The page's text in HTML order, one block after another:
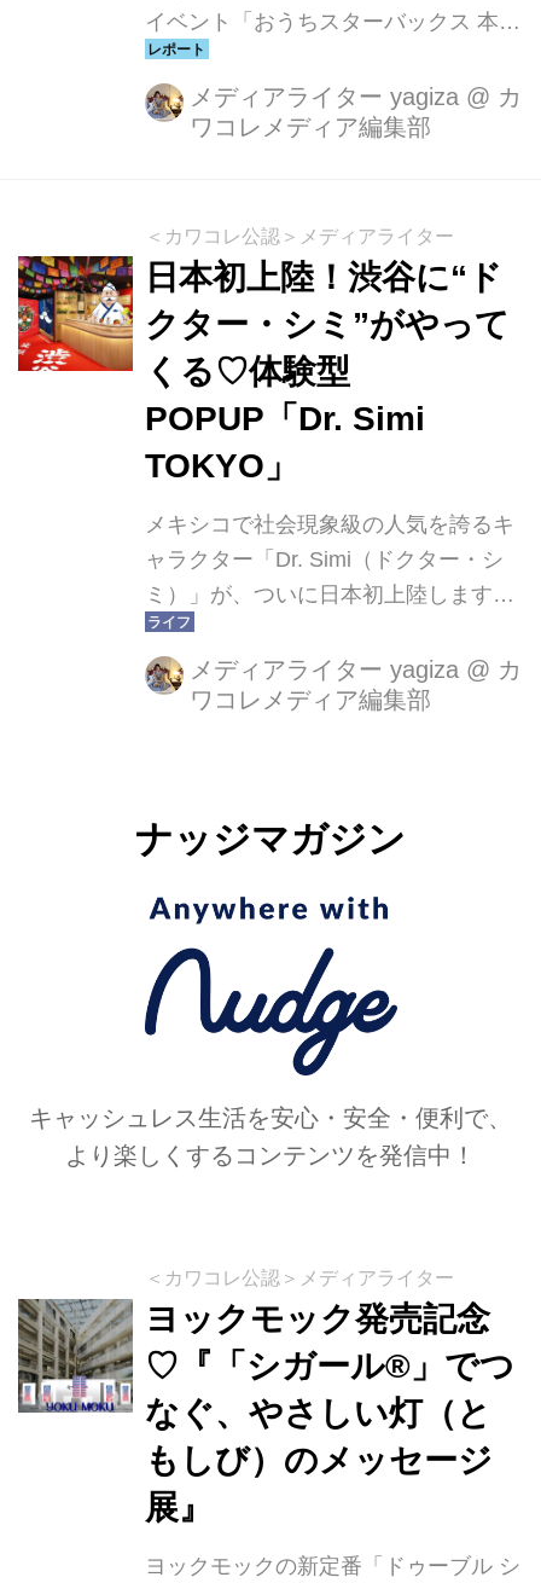
イベント「おうちスターバックス 本
と、コーヒーと、好きな時間がある生
活」 が、二子玉川 蔦屋家電でスター
トしました。ネスレ日本のカプセル式
スの一杯と、蔦屋書店コンシェルジュ
による選書を掛け合わせた“本とコーヒ
ーのある暮らし”を提案するイベントで
す。
メディアライター yagiza @ カ
ワコレメディア編集部
＜カワコレ公認＞メディアライター
日本初上陸！渋谷に“ド
クター・シミ”がやって
くる♡体験型
POPUP「Dr. Simi
TOKYO」
メキシコで社会現象級の人気を誇るキ
ャラクター「Dr. Simi（ドクター・シ
ミ）」が、ついに日本初上陸します。
2026年4月10日（金）〜5月10日
（日）の1か月間、渋谷・ZeroBase渋
谷にて体験型POPUP「Dr. Simi
支持を集めるDr. Simi。その人気は、
の“投げシミ”、アーティストとのコラ
ボなど、まさに社会現象レベル。そん
なDr. Simiが、日本のキャラクター文
化へのリスペクトを込めて、ついに東
京へやってきます。
メディアライター yagiza @ カ
ワコレメディア編集部
ナッジマガジン
キャッシュレス生活を安心・安全・便利で、
より楽しくするコンテンツを発信中！
＜カワコレ公認＞メディアライター
ヨックモック発売記念
♡『「シガール®」でつ
なぐ、やさしい灯（と
もしび）のメッセージ
展』
ヨックモックの新定番「ドゥーブル シ